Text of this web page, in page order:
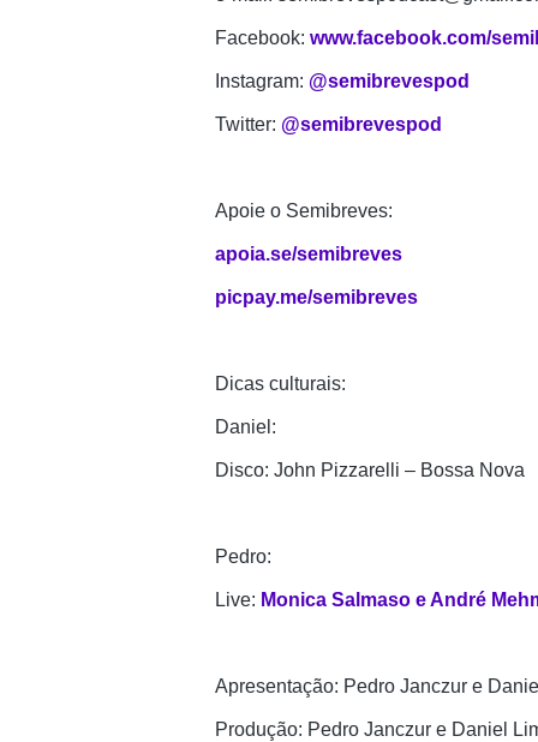
Facebook: www.facebook.com/
Instagram: @semibrevespod
Twitter: @semibrevespod
Apoie o Semibreves:
apoia.se/semibreves
picpay.me/semibreves
Dicas culturais:
Daniel:
Disco: John Pizzarelli – Bossa Nova
Pedro:
Live: Monica Salmaso e André
Apresentação: Pedro Janczur e
Produção: Pedro Janczur e Daniel